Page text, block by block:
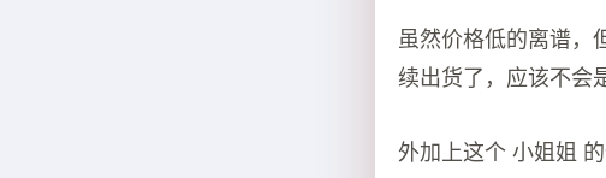
虽然价格低的离谱，
续出货了，应该不会
外加上这个 小姐姐